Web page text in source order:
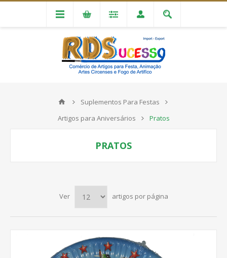
Suplementos Para Festas
Artigos para Aniversários
Pratos
PRATOS
Ver artigos por página